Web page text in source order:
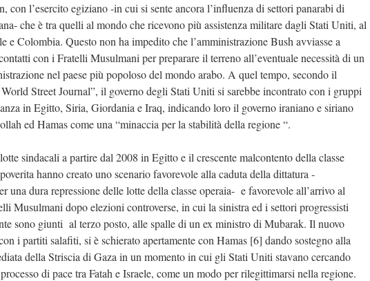
con l’esercito egiziano -in cui si sente ancora l’influenza di settori panarabi di
che è tra quelli al mondo che ricevono più assistenza militare dagli Stati Uniti, al
e Colombia. Questo non ha impedito che l’amministrazione Bush avviasse a
con i Fratelli Musulmani per preparare il terreno all’eventuale necessità di un
nel paese più popoloso del mondo arabo. A quel tempo, secondo il
Street Journal”, il governo degli Stati Uniti si sarebbe incontrato con i gruppi
in Egitto, Siria, Giordania e Iraq, indicando loro il governo iraniano e siriano
ed Hamas come una “minaccia per la stabilità della regione “.
sindacali a partire dal 2008 in Egitto e il crescente malcontento della classe
hanno creato uno scenario favorevole alla caduta della dittatura -
una dura repressione delle lotte della classe operaia- e favorevole all’arrivo al
Musulmani dopo elezioni controverse, in cui la sinistra ed i settori progressisti
sono giunti al terzo posto, alle spalle di un ex ministro di Mubarak. Il nuovo
i partiti salafiti, si è schierato apertamente con Hamas [6] dando sostegno alla
della Striscia di Gaza in un momento in cui gli Stati Uniti stavano cercando
di pace tra Fatah e Israele, come un modo per rilegittimarsi nella regione.